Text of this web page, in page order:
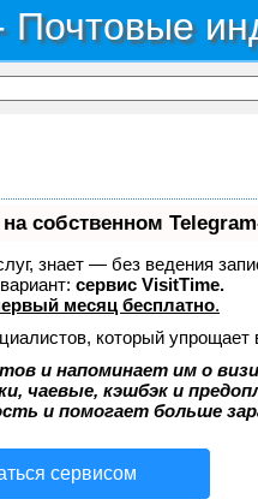
Почтовые
собственном
знает — без ведения
сервис VisitTime.
месяц бесплатно.
который упрощает
и напоминает им о
чаевые, кэшбэк и
и помогает больше
сервисом